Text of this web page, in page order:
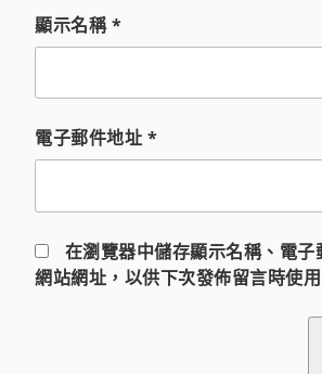
顯示名稱*
電子郵件地址 *
在瀏覽器中儲存顯示名稱、電
網站網址，以供下次發佈留言時使用